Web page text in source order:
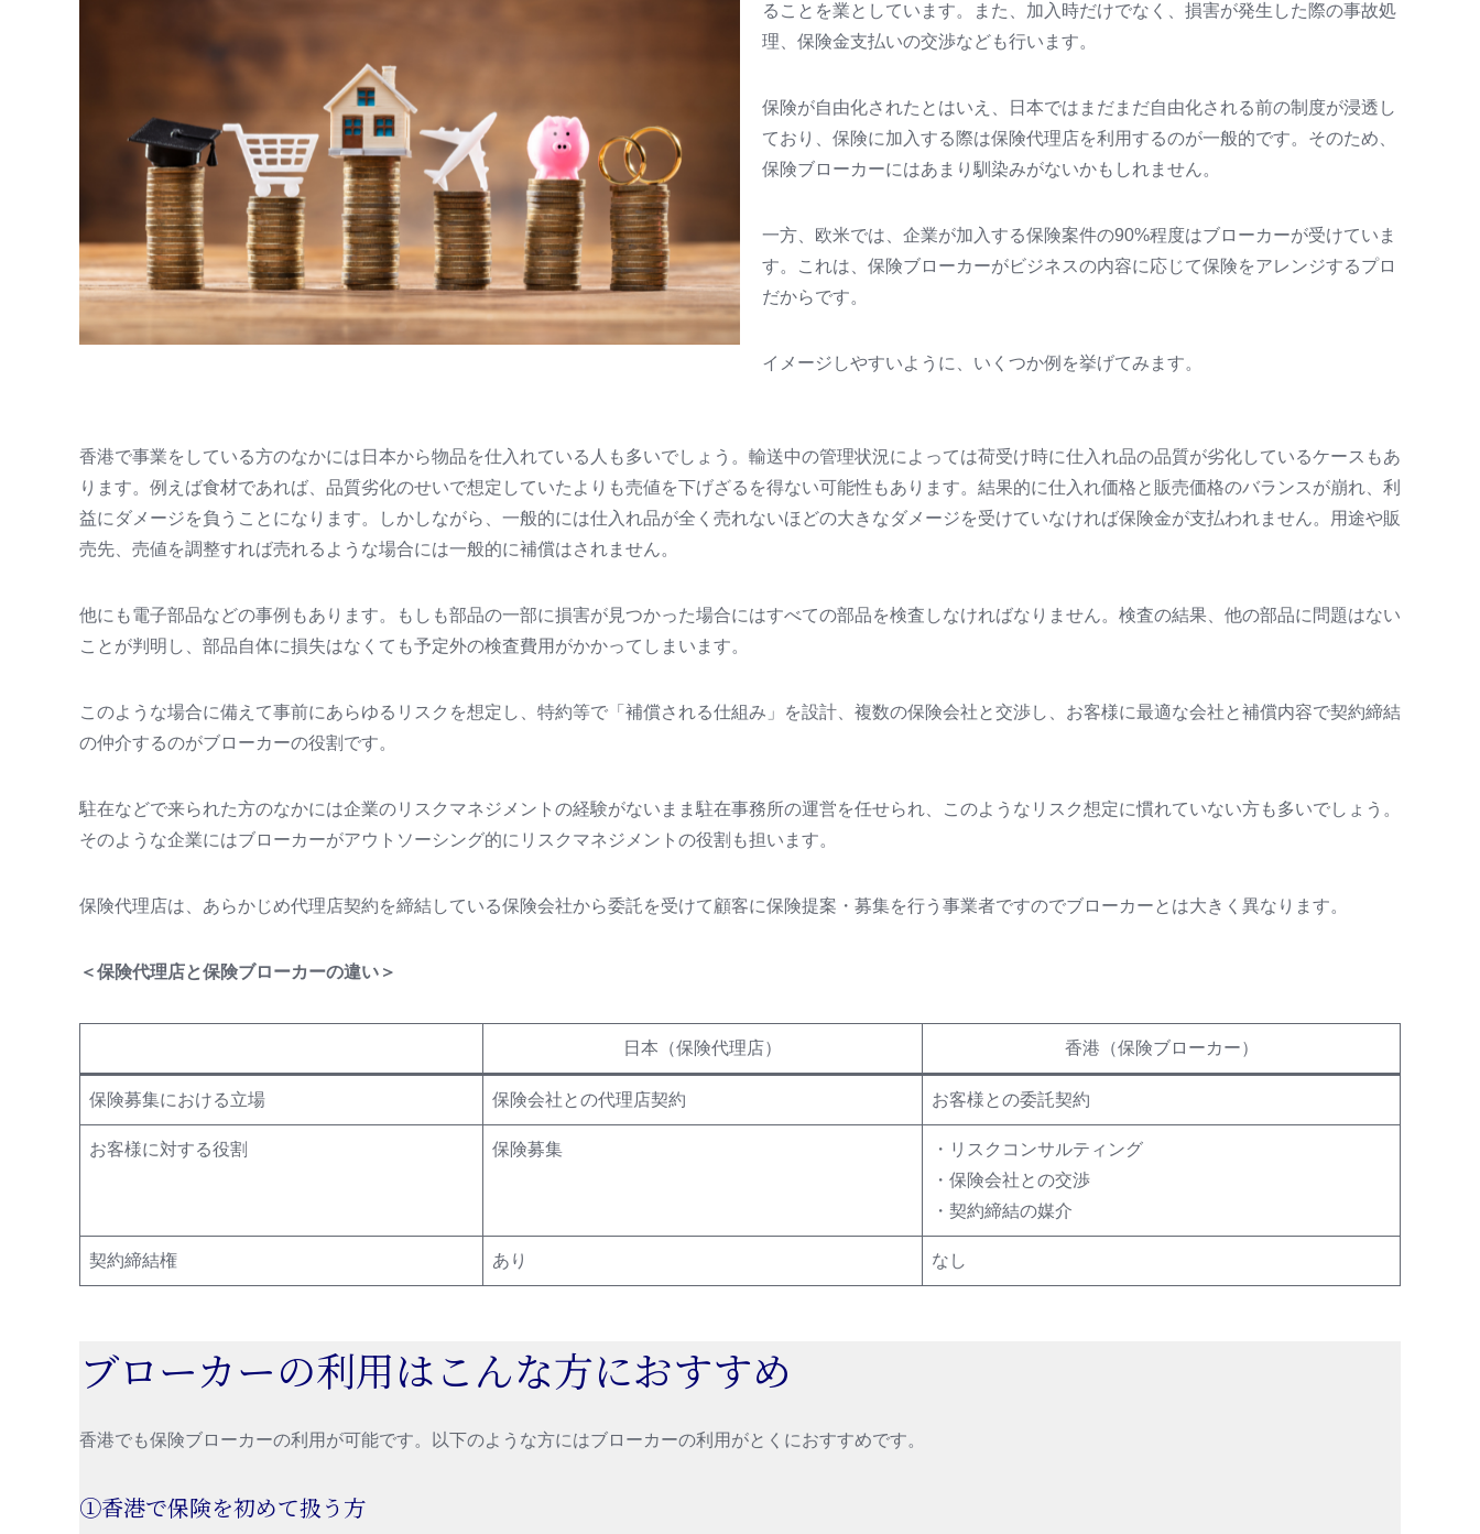
ることを業としています。また、加入時だけでなく、損害が発生した際の事故処
理、保険金支払いの交渉なども行います。
保険が自由化されたとはいえ、日本ではまだまだ自由化される前の制度が浸透し
ており、保険に加入する際は保険代理店を利用するのが一般的です。そのため、
保険ブローカーにはあまり馴染みがないかもしれません。
一方、欧米では、企業が加入する保険案件の90%程度はブローカーが受けていま
す。これは、保険ブローカーがビジネスの内容に応じて保険をアレンジするプロ
だからです。
イメージしやすいように、いくつか例を挙げてみます。
香港で事業をしている方のなかには日本から物品を仕入れている人も多いでしょう。輸送中の管理状況によっては荷受け時に仕入れ品の品質が劣化しているケースもあ
ります。例えば食材であれば、品質劣化のせいで想定していたよりも売値を下げざるを得ない可能性もあります。結果的に仕入れ価格と販売価格のバランスが崩れ、利
益にダメージを負うことになります。しかしながら、一般的には仕入れ品が全く売れないほどの大きなダメージを受けていなければ保険金が支払われません。用途や販
売先、売値を調整すれば売れるような場合には一般的に補償はされません。
他にも電子部品などの事例もあります。もしも部品の一部に損害が見つかった場合にはすべての部品を検査しなければなりません。検査の結果、他の部品に問題はない
ことが判明し、部品自体に損失はなくても予定外の検査費用がかかってしまいます。
このような場合に備えて事前にあらゆるリスクを想定し、特約等で「補償される仕組み」を設計、複数の保険会社と交渉し、お客様に最適な会社と補償内容で契約締結
の仲介するのがブローカーの役割です。
駐在などで来られた方のなかには企業のリスクマネジメントの経験がないまま駐在事務所の運営を任せられ、このようなリスク想定に慣れていない方も多いでしょう。
そのような企業にはブローカーがアウトソーシング的にリスクマネジメントの役割も担います。
保険代理店は、あらかじめ代理店契約を締結している保険会社から委託を受けて顧客に保険提案・募集を行う事業者ですのでブローカーとは大きく異なります。
＜保険代理店と保険ブローカーの違い＞
日本（保険代理店） 香港（保険ブローカー）
保険募集における立場 保険会社との代理店契約 お客様との委託契約
お客様に対する役割 保険募集
・リスクコンサルティング
・保険会社との交渉
・契約締結の媒介
契約締結権 あり なし
ブローカーの利用はこんな方におすすめ
香港でも保険ブローカーの利用が可能です。以下のような方にはブローカーの利用がとくにおすすめです。
①香港で保険を初めて扱う方